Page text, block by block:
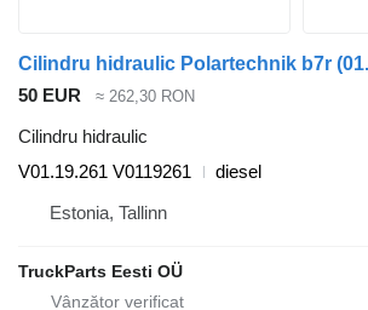
50 EUR ≈ 262,30 RON
Cilindru hidraulic
V01.19.261 V0119261
diesel
Estonia, Tallinn
TruckParts Eesti OÜ